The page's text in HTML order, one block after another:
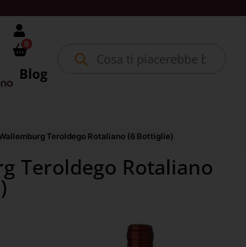
0
Blog
Teroldego Rotaliano (6 Bottiglie)
Teroldego Rotaliano